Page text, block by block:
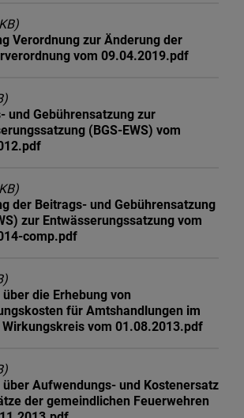
Verordnung zur Änderung der
vom 09.04.2019.pdf
und Gebührensatzung zur
(BGS-EWS) vom
der Beitrags- und Gebührensatzung
zur Entwässerungssatzung vom
comp.pdf
die Erhebung von
für Amtshandlungen im
vom 01.08.2013.pdf
über Aufwendungs- und Kostenersatz
der gemeindlichen Feuerwehren